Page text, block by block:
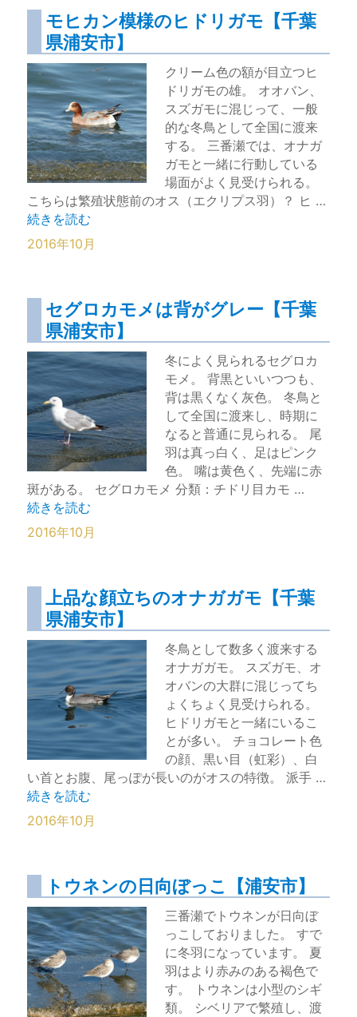
モヒカン模様のヒドリガモ【千葉
県浦安市】
クリーム色の額が目立つヒ
ドリガモの雄。 オオバン、
スズガモに混じって、一般
的な冬鳥として全国に渡来
する。 三番瀬では、オナガ
ガモと一緒に行動している
場面がよく見受けられる。
こちらは繁殖状態前のオス（エクリプス羽）？ ヒ …
“モヒカン模様のヒドリガモ【千葉県浦安市】” の
続きを読む
2016年10月
セグロカモメは背がグレー【千葉
県浦安市】
冬によく見られるセグロカ
モメ。 背黒といいつつも、
背は黒くなく灰色。 冬鳥と
して全国に渡来し、時期に
なると普通に見られる。 尾
羽は真っ白く、足はピンク
色。 嘴は黄色く、先端に赤
斑がある。 セグロカモメ 分類：チドリ目カモ …
“セグロカモメは背がグレー【千葉県浦安市】” の
続きを読む
2016年10月
上品な顔立ちのオナガガモ【千葉
県浦安市】
冬鳥として数多く渡来する
オナガガモ。 スズガモ、オ
オバンの大群に混じってち
ょくちょく見受けられる。
ヒドリガモと一緒にいるこ
とが多い。 チョコレート色
の顔、黒い目（虹彩）、白
い首とお腹、尾っぽが長いのがオスの特徴。 派手 …
“上品な顔立ちのオナガガモ【千葉県浦安市】” の
続きを読む
2016年10月
トウネンの日向ぼっこ【浦安市】
三番瀬でトウネンが日向ぼ
っこしておりました。 すで
に冬羽になっています。 夏
羽はより赤みのある褐色で
す。 トウネンは小型のシギ
類。 シベリアで繁殖し、渡